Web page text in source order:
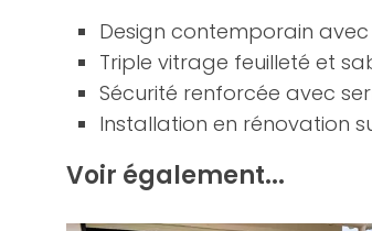
Design contemporain
Triple vitrage feuilleté et
Sécurité renforcée avec
Installation en rénovation
Voir également...